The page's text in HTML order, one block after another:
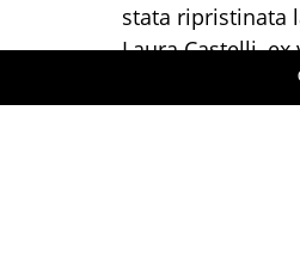
stata ripristinata
Laura Castelli,
chiama Nord, è
fanno insieme il